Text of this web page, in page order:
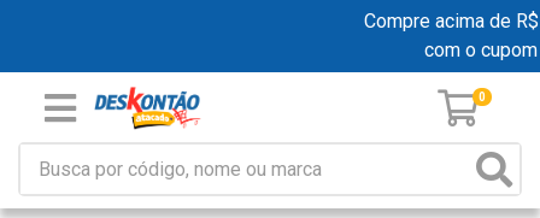
Compre acima de
com o cupom
0